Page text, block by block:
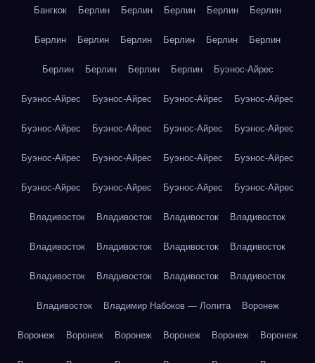
Бангкок Берлин Берлин Берлин Берлин Берлин
Берлин Берлин Берлин Берлин Берлин Берлин
Берлин Берлин Берлин Берлин Буэнос-Айрес
Буэнос-Айрес Буэнос-Айрес Буэнос-Айрес Буэнос-Айрес
Буэнос-Айрес Буэнос-Айрес Буэнос-Айрес Буэнос-Айрес
Буэнос-Айрес Буэнос-Айрес Буэнос-Айрес Буэнос-Айрес
Буэнос-Айрес Буэнос-Айрес Буэнос-Айрес Буэнос-Айрес
Владивосток Владивосток Владивосток Владивосток
Владивосток Владивосток Владивосток Владивосток
Владивосток Владивосток Владивосток Владивосток
Владивосток Владимир Набоков — Лолита Воронеж
Воронеж Воронеж Воронеж Воронеж Воронеж Воронеж